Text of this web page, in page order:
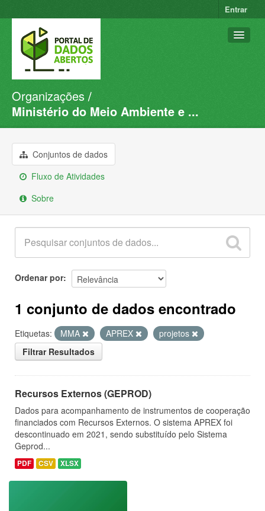
Entrar
Conjuntos de dados
Organizações
Sobre
Organizações
Ministério do Meio Ambiente e ...
Conjuntos de dados
Fluxo de Atividades
Sobre
Ordenar por
1 conjunto de dados encontrado
Etiquetas: MMA APREX
projetos
Filtrar Resultados
Recursos Externos (GEPROD)
Dados para acompanhamento de instrumentos de cooperação
financiados com Recursos Externos. O sistema APREX foi
descontinuado em 2021, sendo substituído pelo Sistema
Geprod...
PDF CSV XLSX